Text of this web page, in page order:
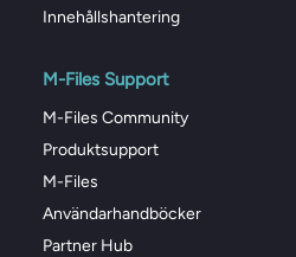
Innehållshantering
M-Files Support
M-Files Community
Produktsupport
M-Files
Användarhandböcker
Partner Hub